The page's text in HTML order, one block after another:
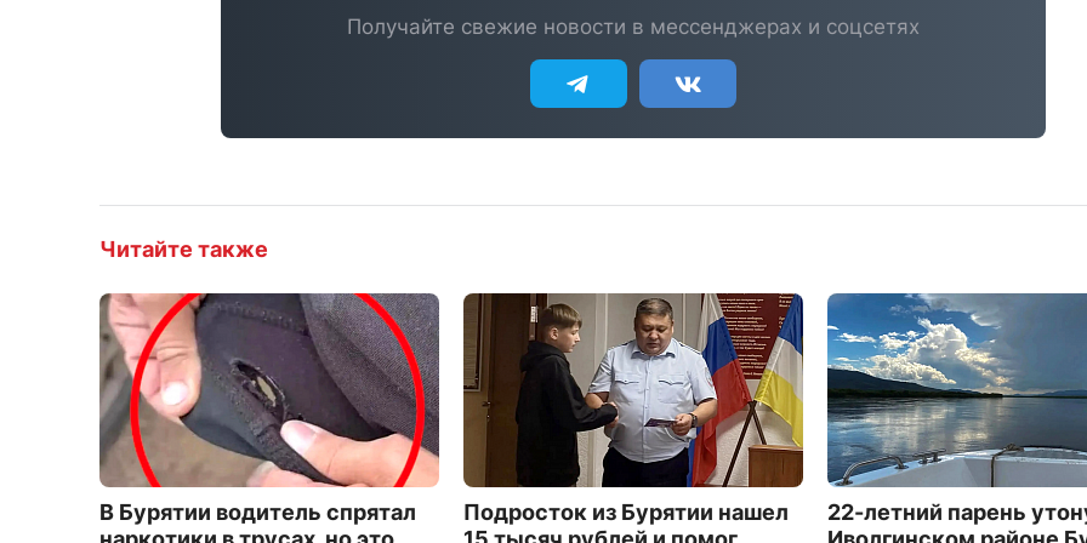
Получайте свежие новости в мессенджерах и соцсетях
Читайте также
В Бурятии водитель спрятал
Подросток из Бурятии нашел
22-летний парень